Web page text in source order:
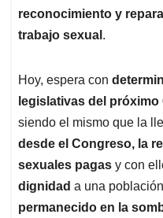
reconocimiento y
trabajo sexual .
Hoy, espera con
legislativas del próximo
siendo el mismo que la
desde el Congreso, la
sexuales pagas y con
dignidad a una
permanecido en la